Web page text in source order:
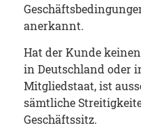
anerkannt.
Hat der Kunde
in Deutschland oder
Mitgliedstaat, ist
sämtliche
Geschäftssitz.